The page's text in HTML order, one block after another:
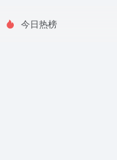
今日热榜